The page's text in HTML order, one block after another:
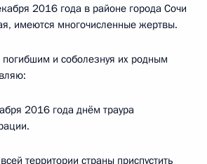
2016 года в районе города Сочи
имеются многочисленные жертвы.
и соболезнуя их родным
2016 года днём траура
территории страны приспустить